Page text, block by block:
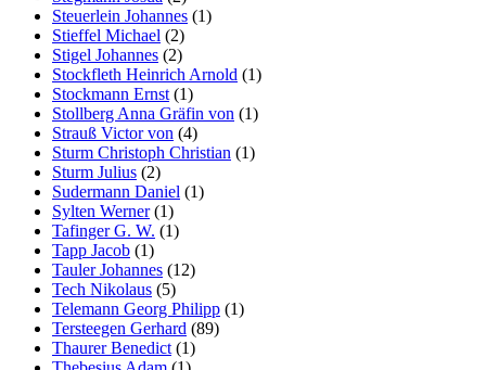
Steuerlein Johannes (1)
Stieffel Michael (2)
Stigel Johannes (2)
Stockfleth Heinrich Arnold (1)
Stockmann Ernst (1)
Stollberg Anna Gräfin von (1)
Strauß Victor von (4)
Sturm Christoph Christian (1)
Sturm Julius (2)
Sudermann Daniel (1)
Sylten Werner(1)
Tafinger G. W. (1)
Tapp Jacob (1)
Tauler Johannes (12)
Tech Nikolaus (5)
Telemann Georg Philipp (1)
Tersteegen Gerhard (89)
Thaurer Benedict (1)